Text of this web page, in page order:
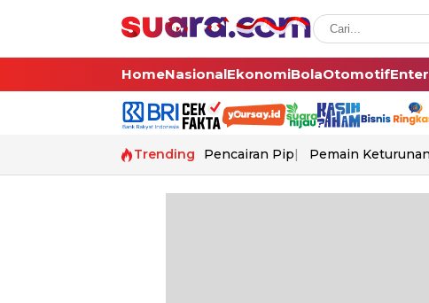
HomeNasionalEkonomiBolaOtomotif
Trending Pencairan Pip Pemain